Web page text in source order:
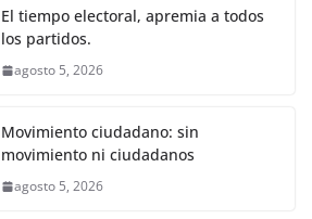
p er
El tiempo electoral, apremia a todos
los partidos.
agosto 5, 2026
Movimiento ciudadano: sin
movimiento ni ciudadanos
agosto 5, 2026